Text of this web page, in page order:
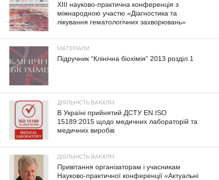
XIII науково-практична конференція з
міжнародною участю «Діагностика та
лікування гематологічних захворювань»
МАТЕРІАЛИ
Підручник “Клінічна біохімія” 2013 розділ 1
ДІЯЛЬНІСТЬ ВАКХЛМ
В Україні прийнятий ДСТУ EN ISO
15189:2015 щодо медичних лабораторій та
медичних виробів
ДІЯЛЬНІСТЬ ВАКХЛМ
Привітання організаторам і учасникам
Науково-практичної конференції «Актуальні